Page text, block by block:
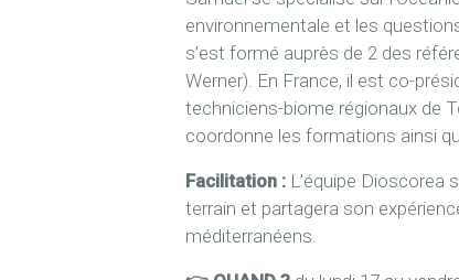
environnementale et les
s’est formé auprès de 2 des
Werner). En France, il est co-
techniciens-biome régionaux de
coordonne les formations ainsi
Facilitation : L’équipe Dioscorea
terrain et partagera son
méditerranéens.